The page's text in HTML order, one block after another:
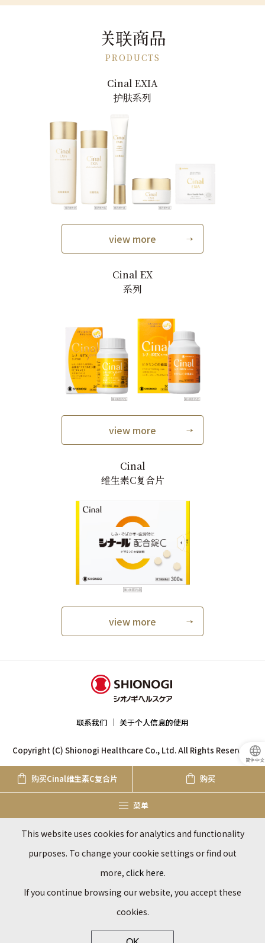
简体中文
关联商品
PRODUCTS
Cinal EXIA
护肤系列
view more
Cinal EX
系列
view more
Cinal
维生素C复合片
view more
购买Cinal维生素C复合片 购买
菜单
联系我们 关于个人信息的使用
Copyright (C) Shionogi Healthcare Co., Ltd. All Rights Reserved.
This website uses cookies for analytics and functionality
purposes. To change your cookie settings or find out
more, click here.
If you continue browsing our website, you accept these
cookies.